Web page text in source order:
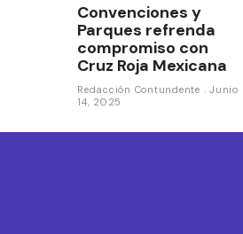
Convenciones y
Parques refrenda
compromiso con
Cruz Roja Mexicana
Redacción Contundente
Junio
14, 2025